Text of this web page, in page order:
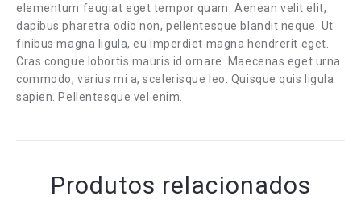
elementum feugiat eget tempor quam. Aenean velit elit,
dapibus pharetra odio non, pellentesque blandit neque. Ut
finibus magna ligula, eu imperdiet magna hendrerit eget.
Cras congue lobortis mauris id ornare. Maecenas eget urna
commodo, varius mi a, scelerisque leo. Quisque quis ligula
sapien. Pellentesque vel enim.
Produtos relacionados